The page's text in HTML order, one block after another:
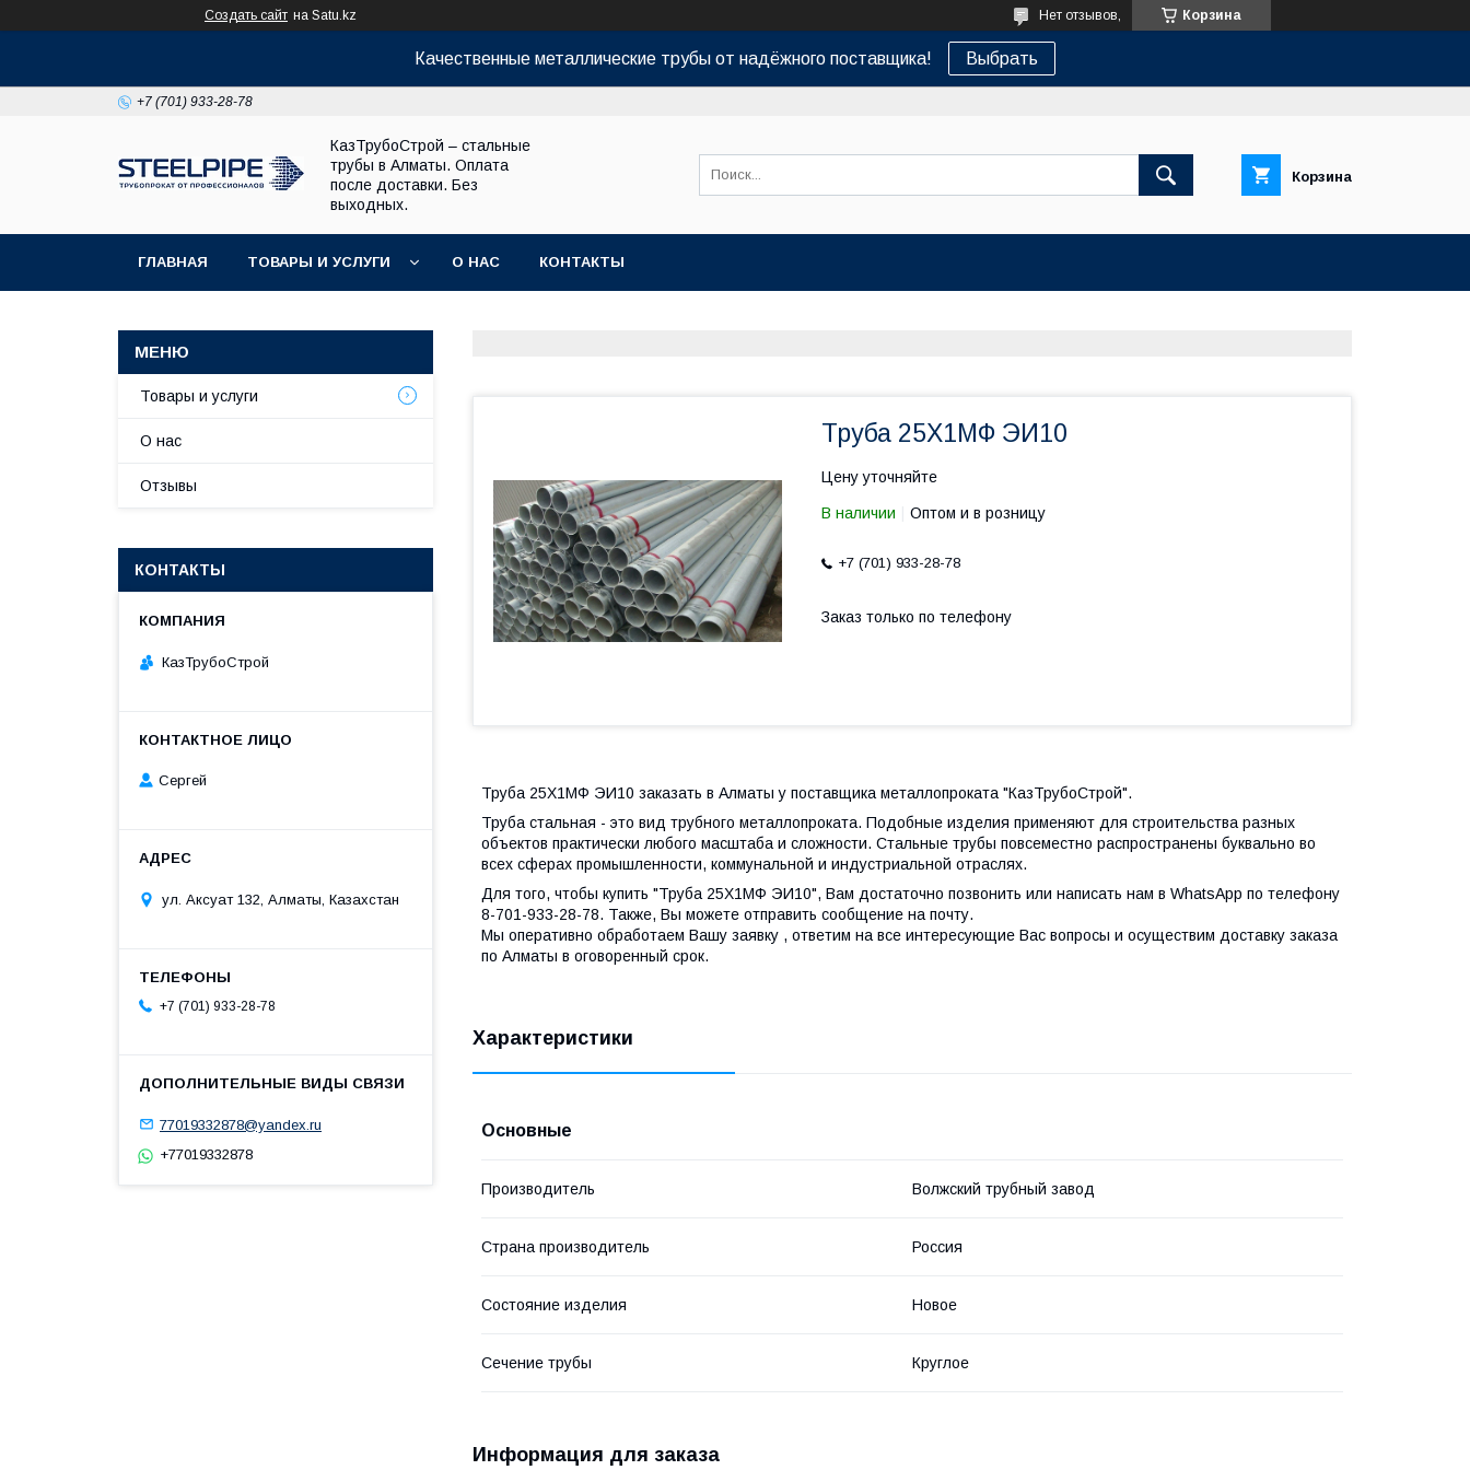
Создать сайт на Satu.kz Корзина
Нет отзывов,
Качественные металлические трубы от надёжного поставщика! Выбрать
+7 (701) 933-28-78
КазТрубоСтрой – стальные
трубы в Алматы. Оплата
после доставки. Без
выходных.
Корзина
ГЛАВНАЯ ТОВАРЫ И УСЛУГИ О НАС КОНТАКТЫ
Труба 25Х1МФ ЭИ10
Цену уточняйте
В наличии Оптом и в розницу
+7 (701) 933-28-78
Заказ только по телефону
Труба 25Х1МФ ЭИ10 заказать в Алматы у поставщика металлопроката "КазТрубоСтрой".
Труба стальная - это вид трубного металлопроката. Подобные изделия применяют для строительства разных
объектов практически любого масштаба и сложности. Стальные трубы повсеместно распространены буквально во
всех сферах промышленности, коммунальной и индустриальной отраслях.
Для того, чтобы купить "Труба 25Х1МФ ЭИ10", Вам достаточно позвонить или написать нам в WhatsApp по телефону
8-701-933-28-78. Также, Вы можете отправить сообщение на почту.
Мы оперативно обработаем Вашу заявку , ответим на все интересующие Вас вопросы и осуществим доставку заказа
по Алматы в оговоренный срок.
Характеристики
Основные
Производитель Волжский трубный завод
Страна производитель Россия
Состояние изделия Новое
Сечение трубы Круглое
Информация для заказа
Товары и услуги
О нас
Отзывы
КОНТАКТЫ
КазТрубоСтрой
Сергей
ул. Аксуат 132, Алматы, Казахстан
+7 (701) 933-28-78
77019332878@yandex.ru
+77019332878